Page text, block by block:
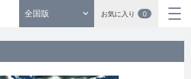
全国版 お気に入り 0